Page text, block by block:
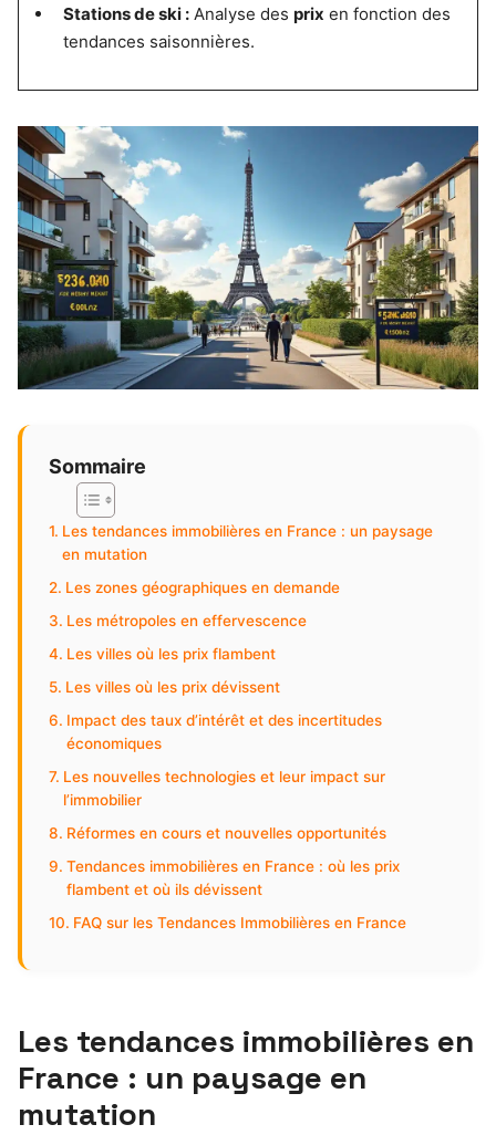
Stations de ski :Analyse des prix en fonction des
tendances saisonnières.
Sommaire
Les tendances immobilières en France : un paysage
en mutation
Les zones géographiques en demande
Les métropoles en effervescence
Les villes où les prix flambent
Les villes où les prix dévissent
Impact des taux d’intérêt et des incertitudes
économiques
Les nouvelles technologies et leur impact sur
l’immobilier
Réformes en cours et nouvelles opportunités
Tendances immobilières en France : où les prix
flambent et où ils dévissent
FAQ sur les Tendances Immobilières en France
Les tendances immobilières en
France : un paysage en
mutation